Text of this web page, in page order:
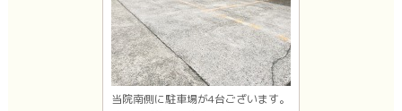
当院南側に駐車場が4台ございます。